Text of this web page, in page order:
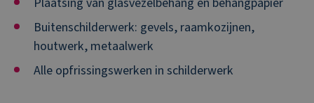
Buitenschilderwerk: gevels, raamkozijnen,
houtwerk, metaalwerk
Alle opfrissingswerken in schilderwerk